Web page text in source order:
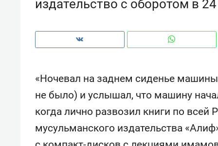
издательство с оборотом в
«Ночевал на заднем сиденье
не было) и услышал, что машину
когда лично развозил книги по всей
мусульманского издательства
Как ГК «МИР ГРУПП» и ВТБ
создают оазис жилого
комфорта под Казанью
ID